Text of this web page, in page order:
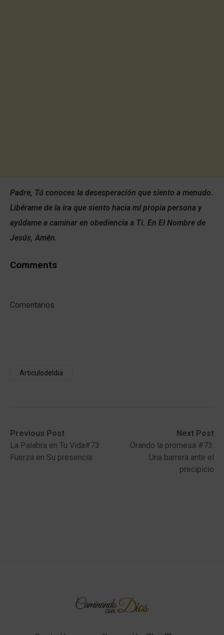
Padre, Tú conoces la desesperación que siento a menudo.
Libérame de la ira que siento hacia mí propia persona y
ayúdame a caminar en obediencia a Ti. En El Nombre de
Jesús, Amén.
Comments
Comentarios
Articulodeldia
Post
navigation
Previous Post
Previous
post:La Palabra en Tu Vida#73:
Fuerza en Su presencia
Next Post
Next
post:
Orando la promesa #73:
Una barrera ante el
precipicio